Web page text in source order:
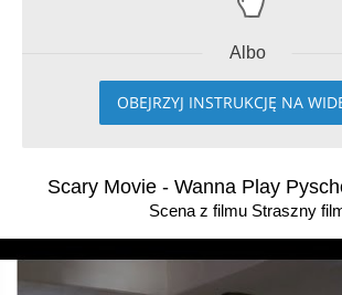
Albo
OBEJRZYJ INSTRUKCJĘ NA
Scary Movie - Wanna Play
Scena z filmu Straszny